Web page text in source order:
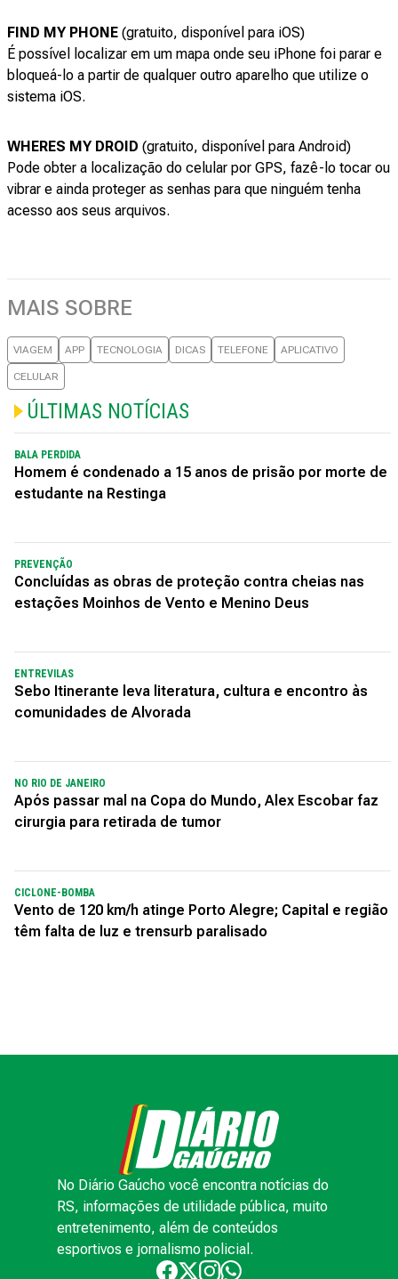
FIND MY PHONE (gratuito, disponível para iOS)
É possível localizar em um mapa onde seu iPhone foi parar e
bloqueá-lo a partir de qualquer outro aparelho que utilize o
sistema iOS.
WHERES MY DROID (gratuito, disponível para Android)
Pode obter a localização do celular por GPS, fazê-lo tocar ou
vibrar e ainda proteger as senhas para que ninguém tenha
acesso aos seus arquivos.
MAIS SOBRE
VIAGEM APP TECNOLOGIA DICAS TELEFONE APLICATIVO
CELULAR
ÚLTIMAS NOTÍCIAS
BALA PERDIDA
Homem é condenado a 15 anos de prisão por morte de
estudante na Restinga
PREVENÇÃO
Concluídas as obras de proteção contra cheias nas
estações Moinhos de Vento e Menino Deus
ENTREVILAS
Sebo Itinerante leva literatura, cultura e encontro às
comunidades de Alvorada
NO RIO DE JANEIRO
Após passar mal na Copa do Mundo, Alex Escobar faz
cirurgia para retirada de tumor
CICLONE-BOMBA
Vento de 120 km/h atinge Porto Alegre; Capital e região
têm falta de luz e trensurb paralisado
No Diário Gaúcho você encontra notícias do
RS, informações de utilidade pública, muito
entretenimento, além de conteúdos
esportivos e jornalismo policial.